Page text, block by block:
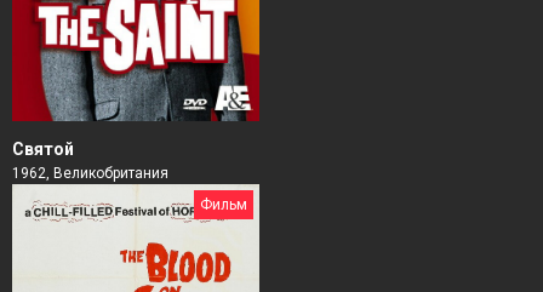
Святой
1962, Великобритания
Фильм